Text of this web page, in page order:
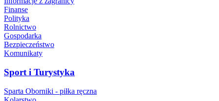
Finanse
Polityka
Rolnictwo
Gospodarka
Bezpieczeństwo
Komunikaty
Sport i Turystyka
Sparta Oborniki - piłka ręczna